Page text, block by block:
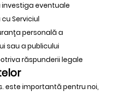
investiga eventuale
Serviciul
personală a
sau a publicului
răspunderii legale
este importantă pentru noi,